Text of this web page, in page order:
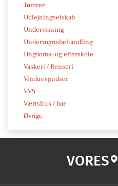
Tømrer
Udlejningselskab
Undervisning
Undervognsbehandling
Ungdoms- og efterskole
Vaskeri / Renseri
Vinduespudser
VVS
Værtshus / bar
Øvrige
VORES